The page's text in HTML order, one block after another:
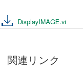
DisplayIMAGE.vi
関連リンク